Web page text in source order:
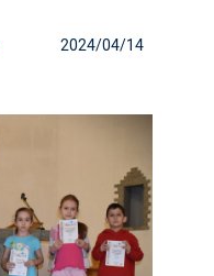
2024/04/14